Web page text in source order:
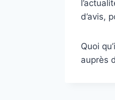
d’avis,
Quoi
auprès